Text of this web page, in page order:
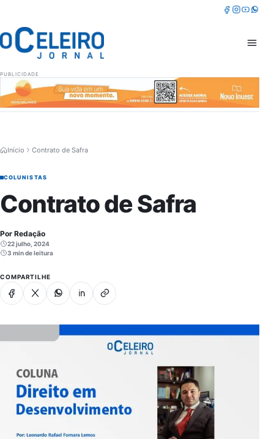
Facebook
Instagram
Youtube
PUBLICIDADE
Abrir
Início Contrato de Safra
COLUNISTAS
Contrato de Safra
Por Redação
22 julho, 2024
3 min de leitura
COMPARTILHE
Facebook
X WhatsappLinkedinCopiar link